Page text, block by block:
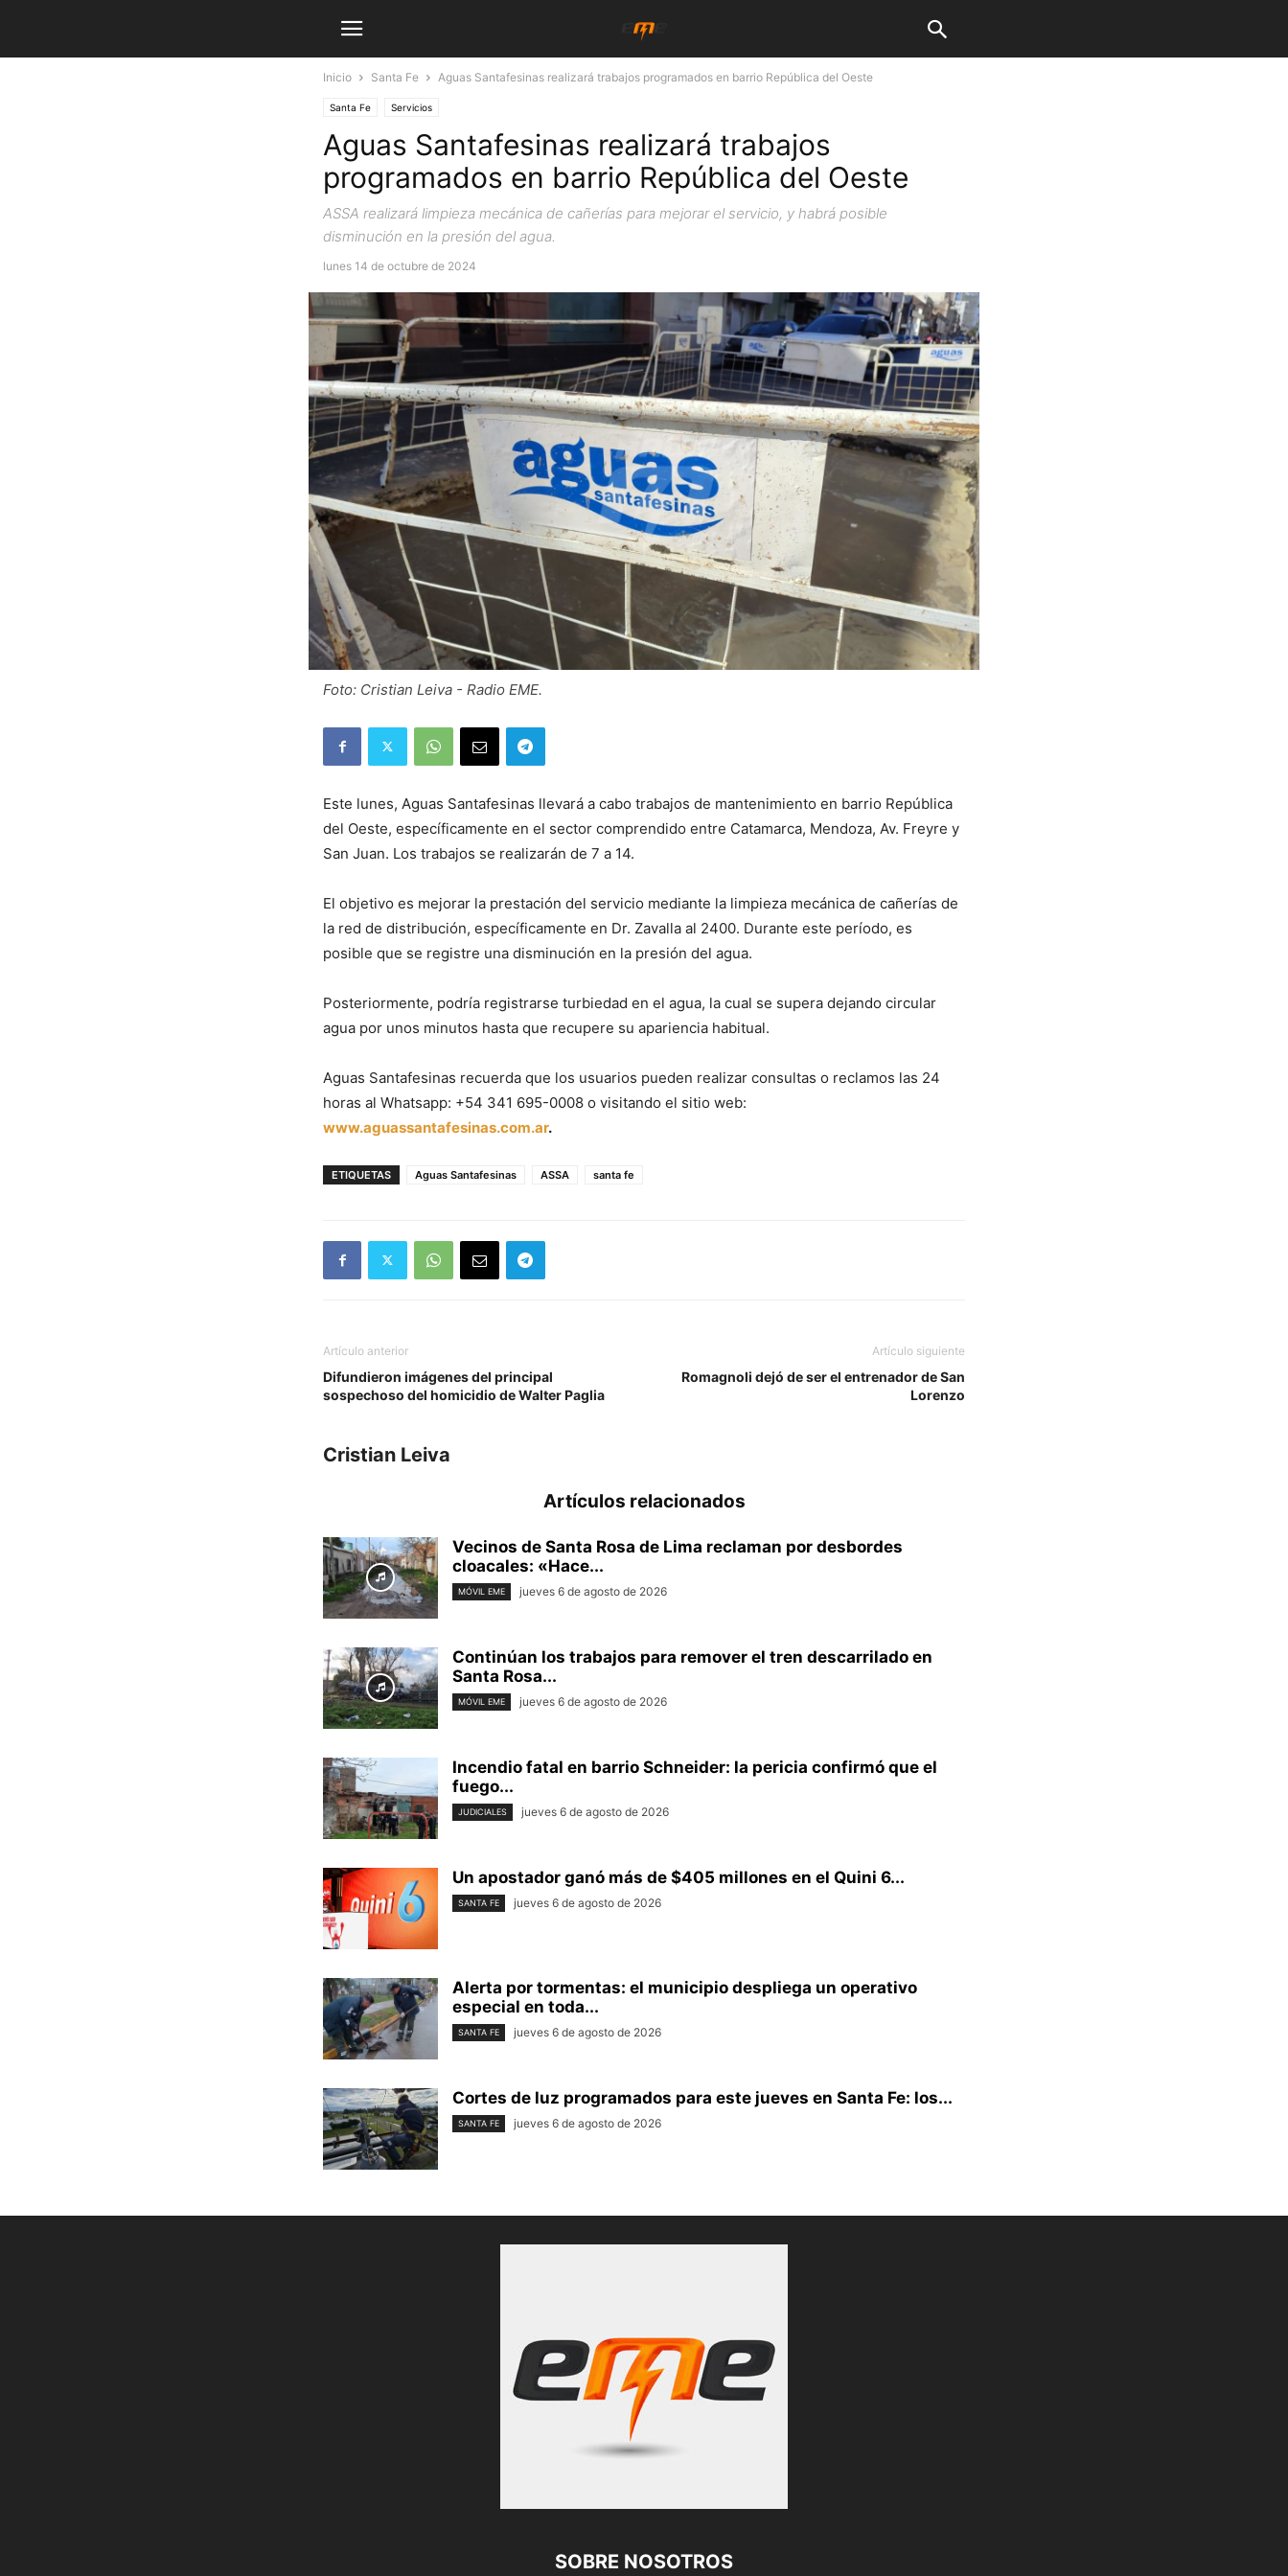
Inicio Santa Fe Aguas Santafesinas realizará trabajos programados en barrio República del Oeste
Santa Fe Servicios
Aguas Santafesinas realizará trabajos
programados en barrio República del Oeste
ASSA realizará limpieza mecánica de cañerías para mejorar el servicio, y habrá posible
disminución en la presión del agua.
lunes 14 de octubre de 2024
Foto: Cristian Leiva - Radio EME.
Este lunes, Aguas Santafesinas llevará a cabo trabajos de mantenimiento en barrio República
del Oeste, específicamente en el sector comprendido entre Catamarca, Mendoza, Av. Freyre y
San Juan. Los trabajos se realizarán de 7 a 14.
El objetivo es mejorar la prestación del servicio mediante la limpieza mecánica de cañerías de
la red de distribución, específicamente en Dr. Zavalla al 2400. Durante este período, es
posible que se registre una disminución en la presión del agua.
Posteriormente, podría registrarse turbiedad en el agua, la cual se supera dejando circular
agua por unos minutos hasta que recupere su apariencia habitual.
Aguas Santafesinas recuerda que los usuarios pueden realizar consultas o reclamos las 24
horas al Whatsapp: +54 341 695-0008 o visitando el sitio web:
www.aguassantafesinas.com.ar.
ETIQUETAS Aguas Santafesinas ASSA santa fe
Artículo anterior
Difundieron imágenes del principal
sospechoso del homicidio de Walter Paglia
Artículo siguiente
Romagnoli dejó de ser el entrenador de San
Lorenzo
Cristian Leiva
Artículos relacionados
Vecinos de Santa Rosa de Lima reclaman por desbordes
cloacales: «Hace...
MÓVIL EME jueves 6 de agosto de 2026
Continúan los trabajos para remover el tren descarrilado en
Santa Rosa...
MÓVIL EME jueves 6 de agosto de 2026
Incendio fatal en barrio Schneider: la pericia confirmó que el
fuego...
JUDICIALES jueves 6 de agosto de 2026
Un apostador ganó más de $405 millones en el Quini 6...
SANTA FE jueves 6 de agosto de 2026
Alerta por tormentas: el municipio despliega un operativo
especial en toda...
SANTA FE jueves 6 de agosto de 2026
Cortes de luz programados para este jueves en Santa Fe: los...
SANTA FE jueves 6 de agosto de 2026
SOBRE NOSOTROS